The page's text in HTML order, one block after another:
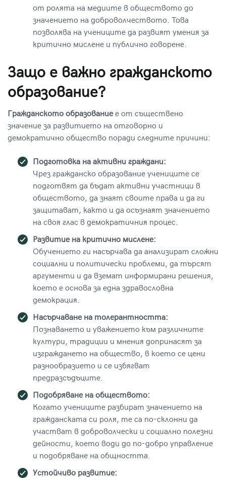
от ролята на медиите в обществото до
значението на доброволчеството. Това
позволява на учениците да развият умения за
критично мислене и публично говорене.
Защо е важно гражданското
образование?
Гражданското образованиее от съществено
значение за развитието на отговорно и
демократично общество поради следните причини:
Подготовка на активни граждани:
Чрез гражданско образование учениците се
подготвят да бъдат активни участници в
обществото, да знаят своите права и да ги
защитават, както и да осъзнаят значението
на своя глас в демократичния процес.
Развитие на критично мислене:
Обучението ги насърчава да анализират сложни
социални и политически проблеми, да търсят
аргументи и да вземат информирани решения,
което е основа за една здравословна
демокрация.
Насърчаване на толерантността:
Познаването и уважението към различните
култури, традиции и мнения допринасят за
изграждането на общество, в което се цени
разнообразието и се избягват
предразсъдъците.
Подобряване на обществото:
Когато учениците разбират значението на
гражданската си роля, те са по-склонни да
участват в доброволчески и социално полезни
дейности, което води до по-добро управление
и подобряване на общността.
Устойчиво развитие: